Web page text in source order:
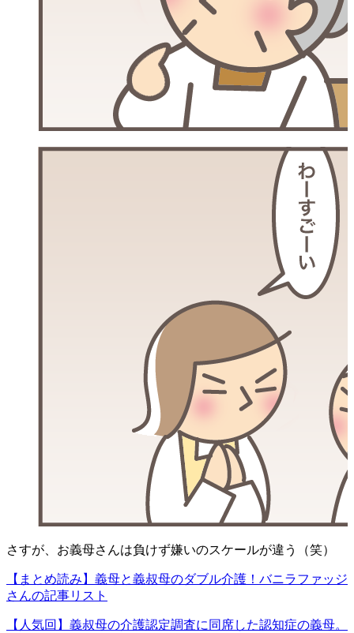
さすが、お義母さんは負けず嫌いのスケールが違う（笑）
【まとめ読み】義母と義叔母のダブル介護！バニラファッジ
さんの記事リスト
【人気回】義叔母の介護認定調査に同席した認知症の義母。